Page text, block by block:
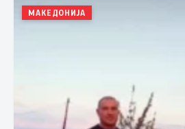
МАКЕДОНИЈА